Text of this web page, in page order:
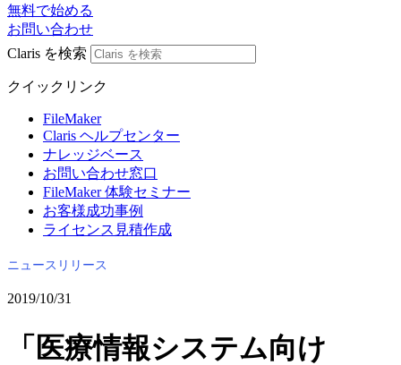
無料で始める
お問い合わせ
Claris を検索
クイックリンク
FileMaker
Claris ヘルプセンター
ナレッジベース
お問い合わせ窓口
FileMaker 体験セミナー
お客様成功事例
ライセンス見積作成
ニュースリリース
2019/10/31
「医療情報システム向け